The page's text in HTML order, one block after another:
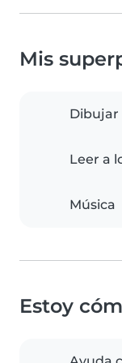
Mis
Dibujar
Leer a
Música
Estoy